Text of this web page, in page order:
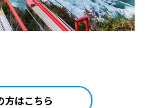
方はこちら